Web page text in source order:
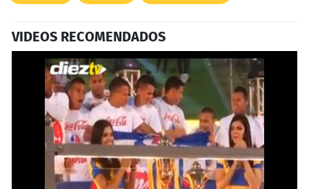
VIDEOS RECOMENDADOS